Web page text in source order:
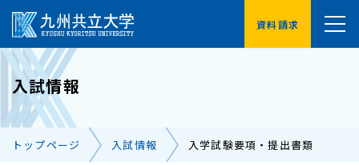
資料請求
受験生の方へ
卒業生の方へ 保護者の方へ
入試情報
トップページ 入試情報 入学試験要項・提出書類